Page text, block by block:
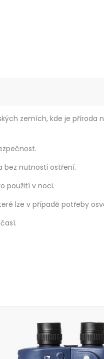
zemích, kde je
bez nutnosti ostření.
použití v noci.
lze v případě potřeby